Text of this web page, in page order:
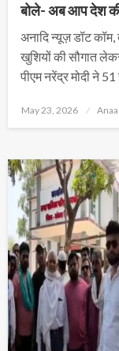
बोले- अब आप देश की
अनादि न्यूज़ डॉट
खुशियों की सौगात
पीएम नरेंद्र मोदी ने
Posted
May 23, 2026